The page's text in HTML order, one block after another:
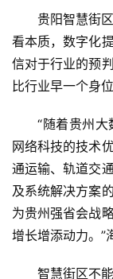
快
讯
纪
数
说
新
商
贵阳智慧街
看本质，数字化
信对于行业的预
比行业早一个身位
“随着贵州
网络科技的技术
通运输、轨道交
及系统解决方案
为贵州强省会战
增长增添动力。”
智慧街区不